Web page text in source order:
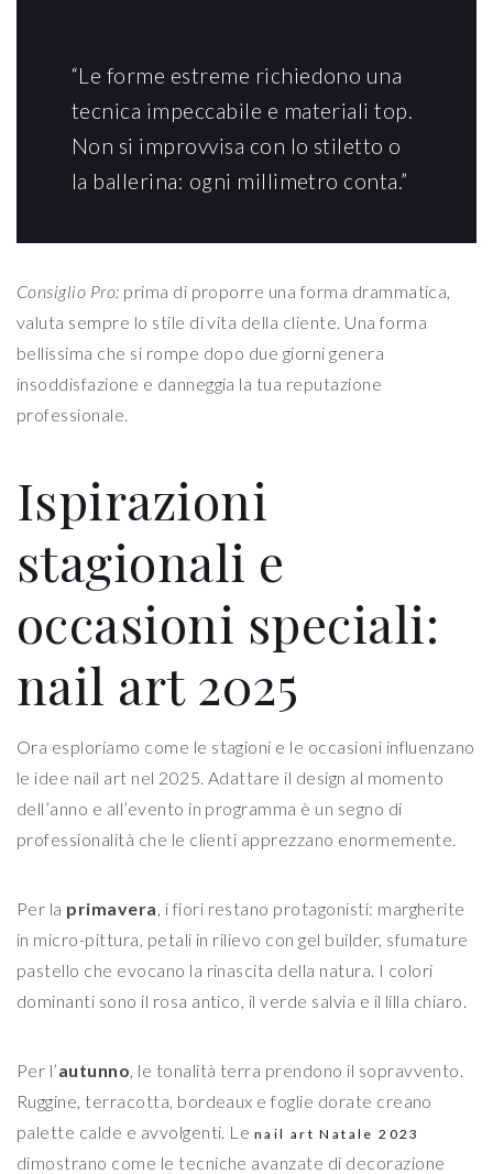
“Le forme estreme richiedono una
tecnica impeccabile e materiali top.
Non si improvvisa con lo stiletto o
la ballerina: ogni millimetro conta.”
Consiglio Pro: prima di proporre una forma drammatica,
valuta sempre lo stile di vita della cliente. Una forma
bellissima che si rompe dopo due giorni genera
insoddisfazione e danneggia la tua reputazione
professionale.
Ispirazioni
stagionali e
occasioni speciali:
nail art 2025
Ora esploriamo come le stagioni e le occasioni influenzano
le idee nail art nel 2025. Adattare il design al momento
dell’anno e all’evento in programma è un segno di
professionalità che le clienti apprezzano enormemente.
Per la primavera , i fiori restano protagonisti: margherite
in micro-pittura, petali in rilievo con gel builder, sfumature
pastello che evocano la rinascita della natura. I colori
dominanti sono il rosa antico, il verde salvia e il lilla chiaro.
Per l’autunno , le tonalità terra prendono il sopravvento.
Ruggine, terracotta, bordeaux e foglie dorate creano
palette calde e avvolgenti. Le nail art Natale 2023
dimostrano come le tecniche avanzate di decorazione